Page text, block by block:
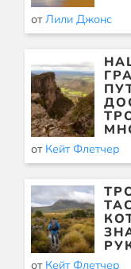
отЛили Джонс
от Кейт Флетчер
от Кейт Флетчер